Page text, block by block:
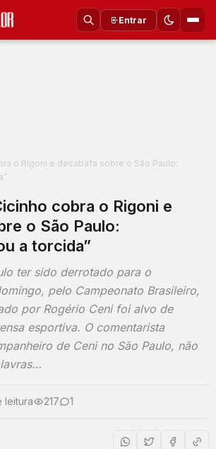
Entrar
o Rigoni e desabafa sobre o São Paulo:
cobra o Rigoni e
o São Paulo:
a torcida”
ter sido derrotado para o
pelo Campeonato Brasileiro,
por Rogério Ceni foi alvo de
esportiva. O comentarista
de Ceni no São Paulo, não
leitura 217 1